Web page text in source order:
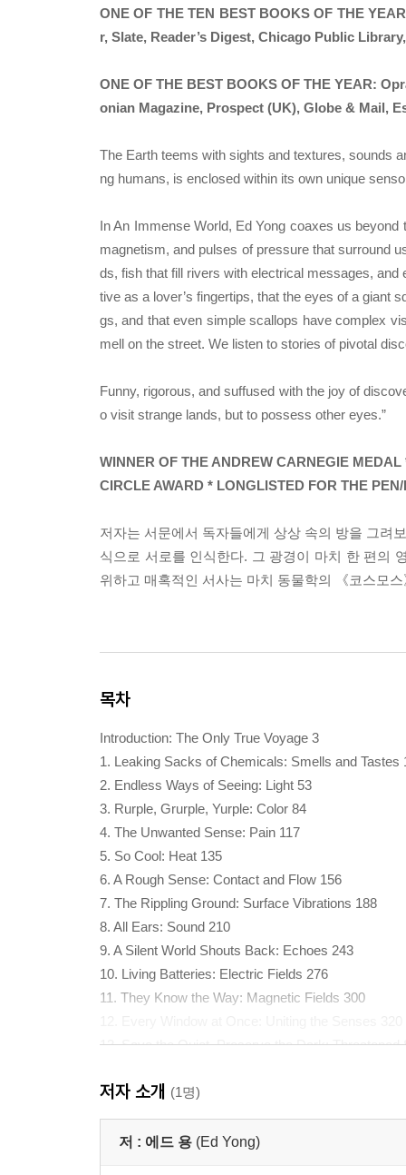
ONE OF THE TEN BEST BOOKS OF THE
r, Slate, Reader’s Digest, Chicago Public
ONE OF THE BEST BOOKS OF THE YEAR:
onian Magazine, Prospect (UK), Globe & Mail,
The Earth teems with sights and textures, sounds
ng humans, is enclosed within its own unique
In An Immense World, Ed Yong coaxes us
magnetism, and pulses of pressure that surround
ds, fish that fill rivers with electrical messages,
tive as a lover’s fingertips, that the eyes of a giant
gs, and that even simple scallops have complex
mell on the street. We listen to stories of pivotal
Funny, rigorous, and suffused with the joy of
o visit strange lands, but to possess other eyes.”
WINNER OF THE ANDREW CARNEGIE
CIRCLE AWARD * LONGLISTED FOR THE
저자는 서문에서 독자들에게 상상 속의 방을 그려
식으로 서로를 인식한다. 그 광경이 마치 한 편의
위하고 매혹적인 서사는 마치 동물학의 《코스모
목차
Introduction: The Only True Voyage 3
1. Leaking Sacks of Chemicals: Smells and Tastes
2. Endless Ways of Seeing: Light 53
3. Rurple, Grurple, Yurple: Color 84
4. The Unwanted Sense: Pain 117
5. So Cool: Heat 135
6. A Rough Sense: Contact and Flow 156
7. The Rippling Ground: Surface Vibrations 188
8. All Ears: Sound 210
9. A Silent World Shouts Back: Echoes 243
10. Living Batteries: Electric Fields 276
11. They Know the Way: Magnetic Fields 300
13. Save the Quiet, Preserve the Dark: Threatened
Notes 361
Bibliography 385
Insert Photo Credits 431
저자 소개 (1명)
저 : 에드 용 (Ed Yong)